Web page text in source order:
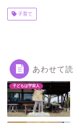
子育て
あわせて
子どもは宇宙人